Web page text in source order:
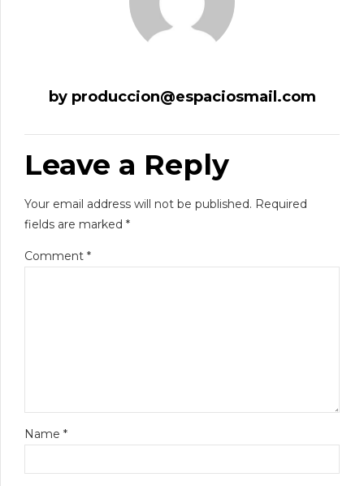
by produccion@espaciosmail.com
Leave a Reply
Your email address will not be published. Required
fields are marked *
Comment *
Name *